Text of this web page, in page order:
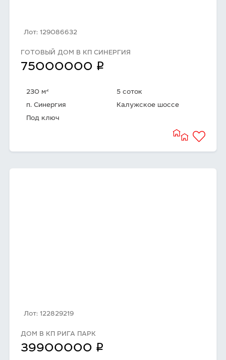
Лот: 129086632
ГОТОВЫЙ ДОМ В КП СИНЕРГИЯ
75000000 q
230 м2
5 соток
п. Синергия
Калужское шоссе
Под ключ
Лот: 122829219
ДОМ В КП РИГА ПАРК
39900000 q